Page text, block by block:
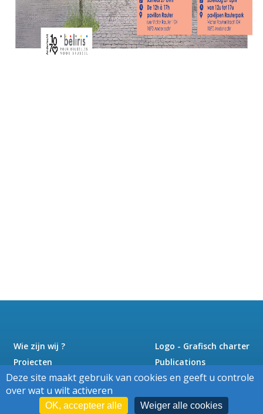
Wie zijn wij ?
Projecten
Nieuws
Jobs
Logo - Grafisch charter
Publications
Pers
Deze site maakt gebruik van cookies en geeft u controle
over wat u wilt activeren
OK, accepteer alle Weiger alle cookies